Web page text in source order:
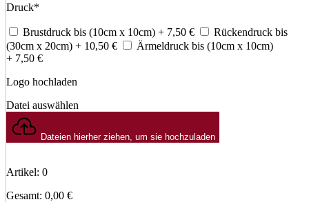
Druck*
Brustdruck bis (10cm x 10cm) + 7,50 €
Rückendruck bis
(30cm x 20cm) + 10,50 €
Ärmeldruck bis (10cm x 10cm)
+ 7,50 €
Logo hochladen
Datei auswählen
Dateien hierher ziehen, um sie hochzuladen
Artikel: 0
Gesamt: 0,00 €